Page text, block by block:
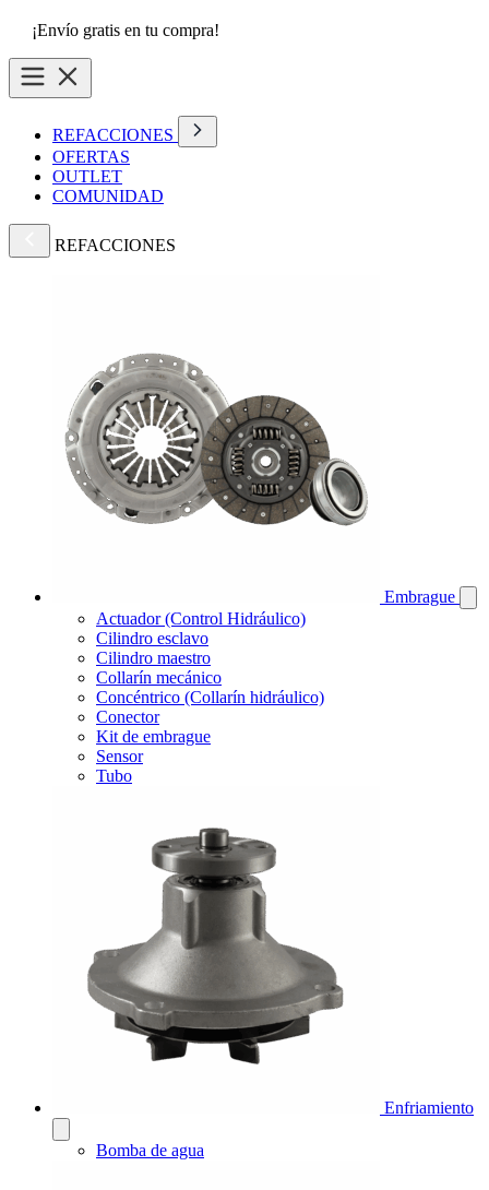
¡Envío gratis en tu compra!
REFACCIONES
OFERTAS
OUTLET
COMUNIDAD
REFACCIONES
Embrague
Actuador (Control Hidráulico)
Cilindro esclavo
Cilindro maestro
Collarín mecánico
Concéntrico (Collarín hidráulico)
Conector
Kit de embrague
Sensor
Tubo
Enfriamiento
Bomba de agua